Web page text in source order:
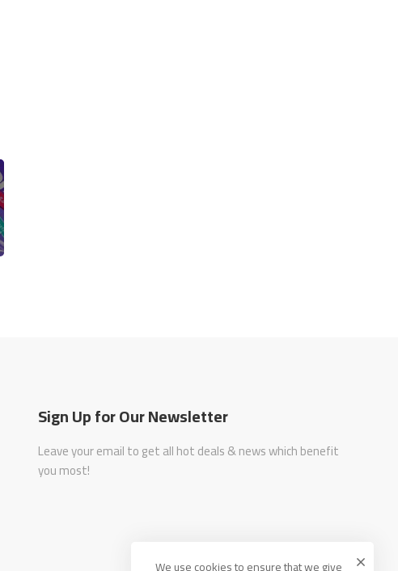
Sign Up for Our Newsletter
Leave your email to get all hot deals & news which benefit
you most!